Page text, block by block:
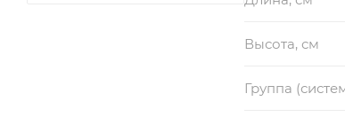
Высота, см
Группа